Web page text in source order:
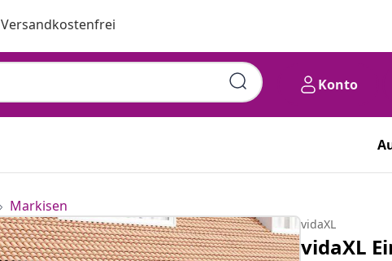
Versandkostenfrei
Konto
Markisen
vidaXL
vidaXL